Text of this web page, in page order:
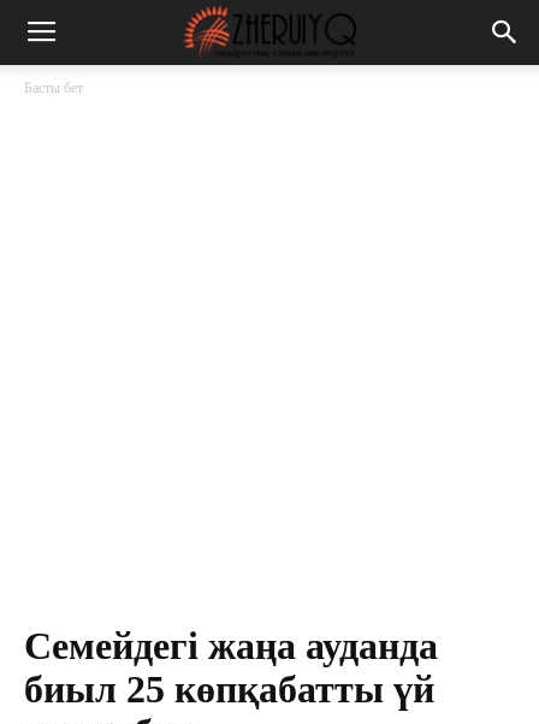
Басты бет
Семейдегі жаңа ауданда
биыл 25 көпқабатты үй